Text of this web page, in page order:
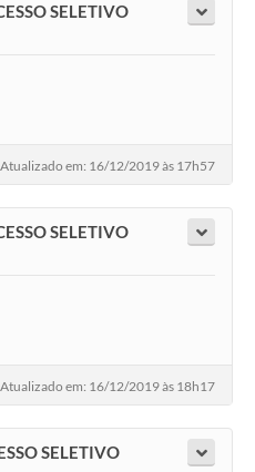
SELETIVO
Atualizado em: 16/12/2019 às 17h57
SELETIVO
Atualizado em: 16/12/2019 às 18h17
SELETIVO